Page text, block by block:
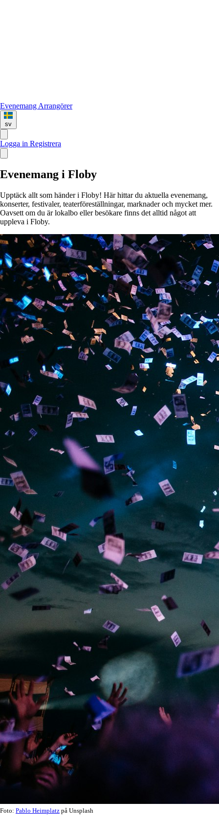
Evenemang Arrangörer
sv
Logga in Registrera
Evenemang i Floby
Upptäck allt som händer i Floby! Här hittar du aktuella evenemang,
konserter, festivaler, teaterföreställningar, marknader och mycket mer.
Oavsett om du är lokalbo eller besökare finns det alltid något att
uppleva i Floby.
Foto: Pablo Heimplatz på Unsplash